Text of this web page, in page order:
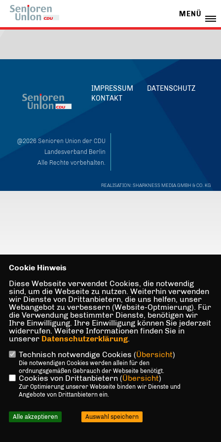
MENÜ
IMPRESSUM
DATENSCHUTZ
KONTAKT
@2026 Senioren Union der CDU
Landesverband Berlin
Alle Rechte vorbehalten.
REALISATION: SHARKNESS MEDIA GMBH & CO. KG
Cookie Hinweis
Diese Webseite verwendet Cookies, die notwendig
sind, um die Webseite zu nutzen. Weiterhin verwenden
wir Dienste von Drittanbietern, die uns helfen, unser
Webangebot zu verbessern (Website-Optmierung). Für
die Verwendung bestimmter Dienste, benötigen wir
Ihre Einwilligung. Ihre Einwilligung können Sie jederzeit
widerrufen. Weitere Informationen finden Sie in
unserer Datenschutzerklärung.
Technisch notwendige Cookies (Übersicht)
Die notwendigen Cookies werden allein für den
ordnungsgemäßen Gebrauch der Webseite benötigt.
Cookies von Drittanbietern (Übersicht)
Zur Optimierung unserer Webseite binden wir Dienste und
Angebote von Drittanbietern ein.
Alle akzeptieren Auswahl speichern